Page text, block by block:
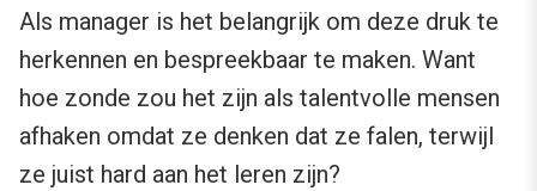
Als manager is het belangrijk om deze druk te
herkennen en bespreekbaar te maken. Want
hoe zonde zou het zijn als talentvolle mensen
afhaken omdat ze denken dat ze falen, terwijl
ze juist hard aan het leren zijn?